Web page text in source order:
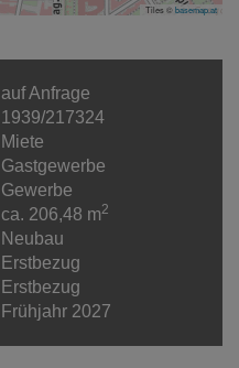
Tiles ©basemap.at
auf Anfrage
1939/217324
Miete
Gastgewerbe
Gewerbe
ca. 206,48 m2
Neubau
Erstbezug
Erstbezug
Frühjahr 2027